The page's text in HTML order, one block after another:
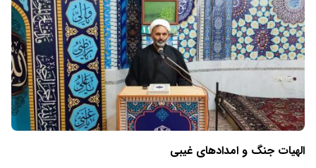
الهیات جنگ و امدادهای غیبی